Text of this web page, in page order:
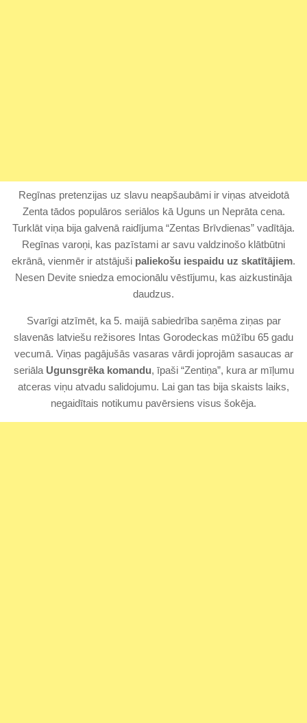
Regīnas pretenzijas uz slavu neapšaubāmi ir viņas atveidotā
Zenta tādos populāros seriālos kā Uguns un Neprāta cena.
Turklāt viņa bija galvenā raidījuma “Zentas Brīvdienas” vadītāja.
Regīnas varoņi, kas pazīstami ar savu valdzinošo klātbūtni
ekrānā, vienmēr ir atstājuši paliekošu iespaidu uz skatītājiem.
Nesen Devite sniedza emocionālu vēstījumu, kas aizkustināja
daudzus.
Svarīgi atzīmēt, ka 5. maijā sabiedrība saņēma ziņas par
slavenās latviešu režisores Intas Gorodeckas mūžību 65 gadu
vecumā. Viņas pagājušās vasaras vārdi joprojām sasaucas ar
seriāla Ugunsgrēka komandu, īpaši “Zentiņa”, kura ar mīļumu
atceras viņu atvadu salidojumu. Lai gan tas bija skaists laiks,
negaidītais notikumu pavērsiens visus šokēja.